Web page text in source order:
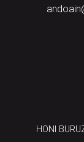
HONI